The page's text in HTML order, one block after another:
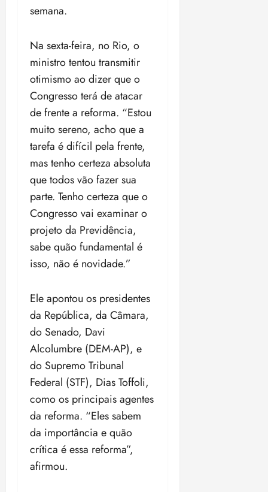
semana.
Na sexta-feira, no Rio, o
ministro tentou transmitir
otimismo ao dizer que o
Congresso terá de atacar
de frente a reforma. “Estou
muito sereno, acho que a
tarefa é difícil pela frente,
mas tenho certeza absoluta
que todos vão fazer sua
parte. Tenho certeza que o
Congresso vai examinar o
projeto da Previdência,
sabe quão fundamental é
isso, não é novidade.”
Ele apontou os presidentes
da República, da Câmara,
do Senado, Davi
Alcolumbre (DEM-AP), e
do Supremo Tribunal
Federal (STF), Dias Toffoli,
como os principais agentes
da reforma. “Eles sabem
da importância e quão
crítica é essa reforma”,
afirmou.